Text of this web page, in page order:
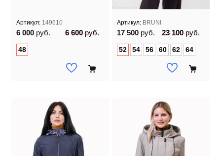
Артикул: 149610
6 000 руб. 6 600руб.
48
Артикул: BRUNI
17 500 руб. 23 100руб.
52 54 56 60 62 64